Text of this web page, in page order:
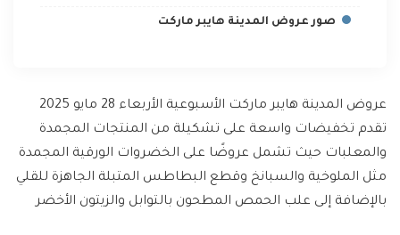
صور عروض المدينة هايبر ماركت
عروض المدينة هايبر ماركت الأسبوعية الأربعاء 28 مايو 2025
تقدم تخفيضات واسعة على تشكيلة من المنتجات المجمدة
والمعلبات حيث تشمل عروضًا على الخضروات الورقية المجمدة
مثل الملوخية والسبانخ وقطع البطاطس المتبلة الجاهزة للقلي
بالإضافة إلى علب الحمص المطحون بالتوابل والزيتون الأخضر